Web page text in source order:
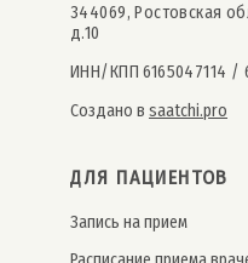
344069, Ростовская
д.10
ИНН/КПП 6165047114 /
Создано в saatchi.pro
ДЛЯ ПАЦИЕНТОВ
Запись на прием